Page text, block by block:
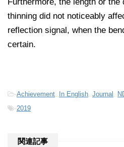
thinning did not noticeably
reflection signal, when the
certain.
-Achievement In English Journal
-2019
関連記事